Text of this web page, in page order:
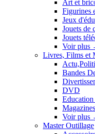
Art et
Figurines
Jeux
Jouets de
Jouets
Voir plus
Livres, Films et
Bandes
DVD
Education
Voir plus
Master Outillage